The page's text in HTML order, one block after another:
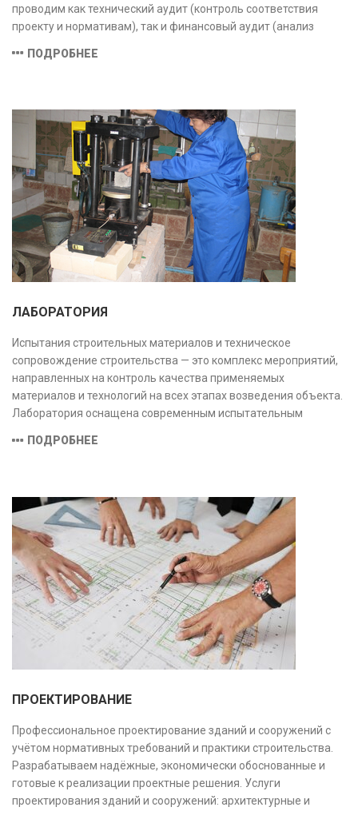
проводим как технический аудит (контроль соответствия
проекту и нормативам), так и финансовый аудит (анализ
безопасность и экономическую обоснованность проекта.
ПОДРОБНЕЕ
ЛАБОРАТОРИЯ
Испытания строительных материалов и техническое
сопровождение строительства — это комплекс мероприятий,
направленных на контроль качества применяемых
материалов и технологий на всех этапах возведения объекта.
Лаборатория оснащена современным испытательным
соответствующими заявленной области аккредитации.
ПОДРОБНЕЕ
ПРОЕКТИРОВАНИЕ
Профессиональное проектирование зданий и сооружений с
учётом нормативных требований и практики строительства.
Разрабатываем надёжные, экономически обоснованные и
готовые к реализации проектные решения. Услуги
проектирования зданий и сооружений: архитектурные и